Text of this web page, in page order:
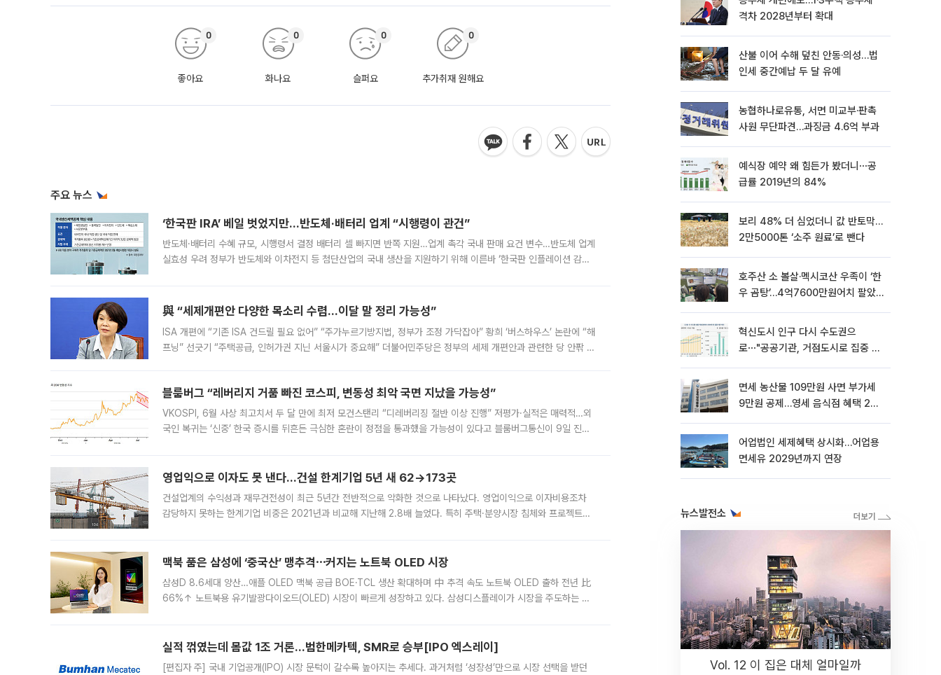
좋아요
0
화나요
0
슬퍼요
0
추가취재 원해요
0
주요 뉴스
‘한국판 IRA’ 베일 벗었지만…반도체·배터리 업계 “시행령이 관건”
반도체·배터리 수혜 규모, 시행령서 결정 배터리 셀 빠지면 반쪽 지원…업계 촉각 국내 판매 요건 변수…반도체 업계
실효성 우려 정부가 반도체와 이차전지 등 첨단산업의 국내 생산을 지원하기 위해 이른바 ‘한국판 인플레이션 감축
與 “세제개편안 다양한 목소리 수렴…이달 말 정리 가능성”
ISA 개편에 “기존 ISA 건드릴 필요 없어” “주가누르기방지법, 정부가 조정 가닥잡아” 황희 ‘버스하우스’ 논란에 “해
프닝” 선긋기 “주택공급, 인허가권 지닌 서울시가 중요해” 더불어민주당은 정부의 세제 개편안과 관련한 당 안팎 의
블룸버그 “레버리지 거품 빠진 코스피, 변동성 최악 국면 지났을 가능성”
VKOSPI, 6월 사상 최고치서 두 달 만에 최저 모건스탠리 “디레버리징 절반 이상 진행” 저평가·실적은 매력적…외
국인 복귀는 ‘신중’ 한국 증시를 뒤흔든 극심한 혼란이 정점을 통과했을 가능성이 있다고 블룸버그통신이 9일 진단
영업익으로 이자도 못 낸다…건설 한계기업 5년 새 62→173곳
건설업계의 수익성과 재무건전성이 최근 5년간 전반적으로 악화한 것으로 나타났다. 영업이익으로 이자비용조차
감당하지 못하는 한계기업 비중은 2021년과 비교해 지난해 2.8배 늘었다. 특히 주택·분양시장 침체와 프로젝트파
맥북 품은 삼성에 ‘중국산’ 맹추격⋯커지는 노트북 OLED 시장
삼성D 8.6세대 양산…애플 OLED 맥북 공급 BOE·TCL 생산 확대하며 中 추격 속도 노트북 OLED 출하 전년 比
66%↑ 노트북용 유기발광다이오드(OLED) 시장이 빠르게 성장하고 있다. 삼성디스플레이가 시장을 주도하는 가
실적 꺾였는데 몸값 1조 거론…범한메카텍, SMR로 승부[IPO 엑스레이]
[편집자 주] 국내 기업공개(IPO) 시장 문턱이 갈수록 높아지는 추세다. 과거처럼 ‘성장성’만으로 시장 선택을 받던
격차 2028년부터 확대
산불 이어 수해 덮친 안동·의성…법
인세 중간예납 두 달 유예
농협하나로유통, 서면 미교부·판촉
사원 무단파견…과징금 4.6억 부과
예식장 예약 왜 힘든가 봤더니⋯공
급률 2019년의 84%
보리 48% 더 심었더니 값 반토막…
2만5000톤 ‘소주 원료’로 뺀다
호주산 소 볼살·멕시코산 우족이 ‘한
우 곰탕’…4억7600만원어치 팔았
혁신도시 인구 다시 수도권으
로⋯"공공기관, 거점도시로 집중 이
면세 농산물 109만원 사면 부가세
9만원 공제…영세 음식점 혜택 2년
어업법인 세제혜택 상시화…어업용
면세유 2029년까지 연장
뉴스발전소
Vol. 12 이 집은 대체 얼마일까